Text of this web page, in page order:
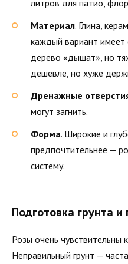
литров для патио,
Материал. Глина,
каждый вариант имеет
дерево «дышат», но
дешевле, но хуже
Дренажные
могут загнить.
Форма. Широкие и
предпочтительнее —
систему.
Подготовка грунта и
Розы очень чувствительны
Неправильный грунт —